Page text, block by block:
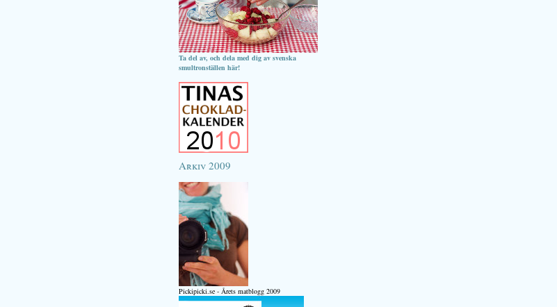
Ta del av, och dela med dig av svenska
smultronställen här!
Arkiv 2009
Pickipicki.se - Årets matblogg 2009